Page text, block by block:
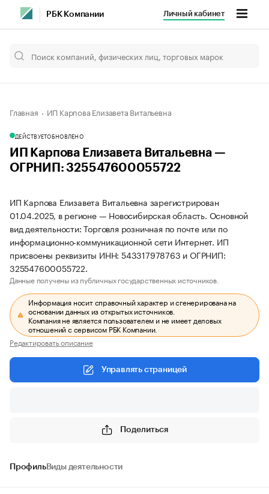
РБК Компании Личный кабинет
Главная ИП Карпова Елизавета Витальевна
ДЕЙСТВУЕТОБНОВЛЕНО
ИП Карпова Елизавета Витальевна —
ОГРНИП: 325547600055722
ИП Карпова Елизавета Витальевна зарегистрирован
01.04.2025, в регионе — Новосибирская область. Основной
вид деятельности: Торговля розничная по почте или по
информационно-коммуникационной сети Интернет. ИП
присвоены реквизиты ИНН: 543317978763 и ОГРНИП:
325547600055722.
Данные получены из публичных государственных источников.
Информация носит справочный характер и сгенерирована на
основании данных из открытых источников.
Компания не является пользователем и не имеет деловых
отношений с сервисом РБК Компании.
Редактировать описание
Управлять страницей
Поделиться
ПрофильВиды деятельности